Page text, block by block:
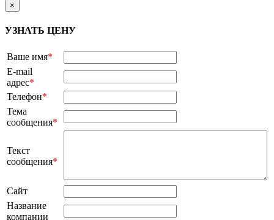
×
УЗНАТЬ ЦЕНУ
Ваше имя*
E-mail
адрес*
Телефон*
Тема
сообщения*
Текст
сообщения*
Сайт
Название
компании